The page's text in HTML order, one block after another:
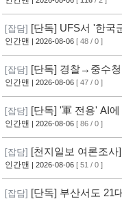
[잡담] [단독] UFS서 '한국
다... 美, 전작권 전환 신중
인간맨 | 2026-08-06 [ 48 / 0 ]
[잡담] [단독] 경찰→중수
반발
인간맨 | 2026-08-06 [ 47 / 0 ]
[잡담] [단독] '軍 전용' AI
치적 사안이라 답변 제한"
인간맨 | 2026-08-06 [ 86 / 0 ]
[잡담] [천지일보 여론조사
개 필요”
인간맨 | 2026-08-06 [ 51 / 0 ]
[잡담] [단독] 부산서도 21